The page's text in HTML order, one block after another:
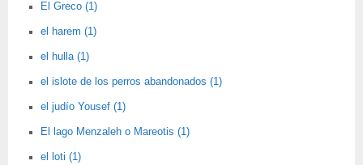
El Greco (1)
el harem (1)
el hulla (1)
el islote de los perros abandonados (1)
el judío Yousef (1)
El lago Menzaleh o Mareotis (1)
el loti (1)